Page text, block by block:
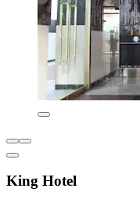
King Hotel